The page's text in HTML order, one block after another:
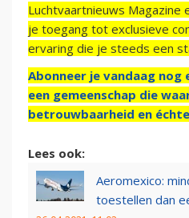
Luchtvaartnieuws Magazine
je toegang tot exclusieve
ervaring die je steeds een
Abonneer je vandaag nog
een gemeenschap die
betrouwbaarheid en
Lees ook:
Aeromexico:
toestellen dan